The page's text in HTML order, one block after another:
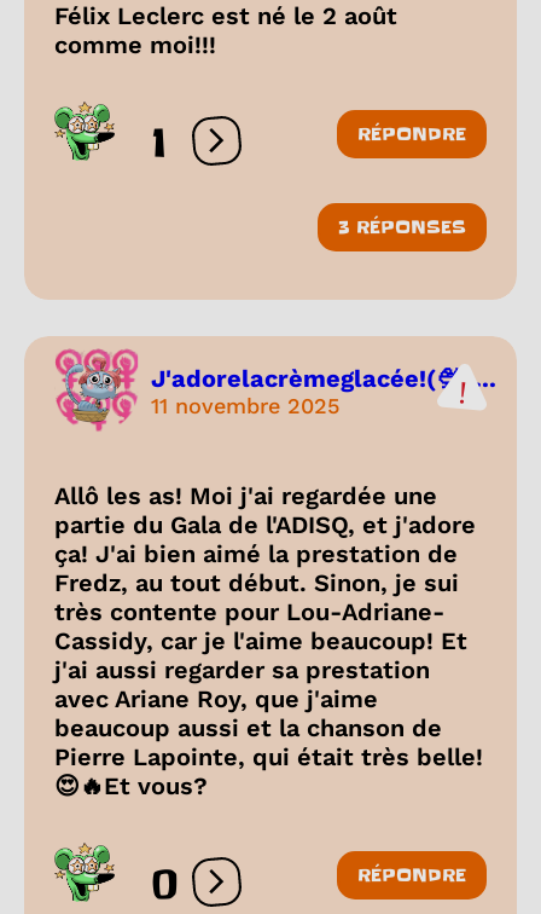
Félix Leclerc est né le 2 août
comme moi!!!
1 Ouvrir les réactions
RÉPONDRE
3 RÉPONSES
J'adorelacrèmeglacée!(🍨+...
11 novembre 2025
Allô les as! Moi j'ai regardée une
partie du Gala de l'ADISQ, et j'adore
ça! J'ai bien aimé la prestation de
Fredz, au tout début. Sinon, je sui
très contente pour Lou-Adriane-
Cassidy, car je l'aime beaucoup! Et
j'ai aussi regarder sa prestation
avec Ariane Roy, que j'aime
beaucoup aussi et la chanson de
Pierre Lapointe, qui était très belle!
😍🔥Et vous?
0 Ouvrir les réactions
RÉPONDRE